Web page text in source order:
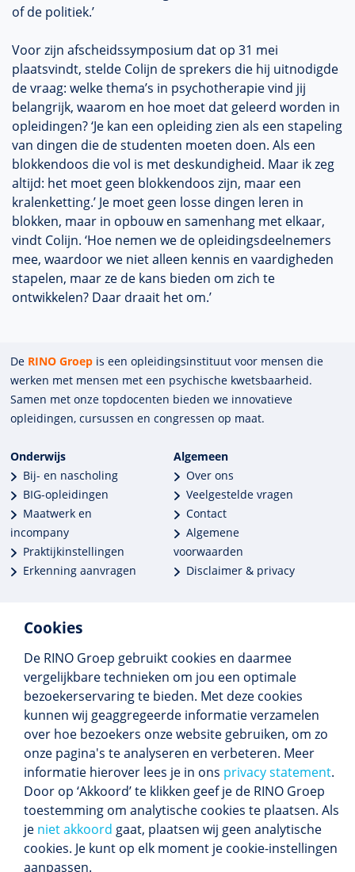
Cookies
De RINO Groep gebruikt cookies en daarmee
vergelijkbare technieken om jou een optimale
bezoekerservaring te bieden. Met deze cookies
kunnen wij geaggregeerde informatie verzamelen
over hoe bezoekers onze website gebruiken, om zo
onze pagina's te analyseren en verbeteren. Meer
informatie hierover lees je in ons privacy statement.
Door op ‘Akkoord’ te klikken geef je de RINO Groep
toestemming om analytische cookies te plaatsen. Als
je niet akkoord gaat, plaatsen wij geen analytische
cookies. Je kunt op elk moment je cookie-instellingen
aanpassen.
of de politiek.’
Voor zijn afscheidssymposium dat op 31 mei
plaatsvindt, stelde Colijn de sprekers die hij uitnodigde
de vraag: welke thema’s in psychotherapie vind jij
belangrijk, waarom en hoe moet dat geleerd worden in
opleidingen? ‘Je kan een opleiding zien als een stapeling
van dingen die de studenten moeten doen. Als een
blokkendoos die vol is met deskundigheid. Maar ik zeg
altijd: het moet geen blokkendoos zijn, maar een
kralenketting.’ Je moet geen losse dingen leren in
blokken, maar in opbouw en samenhang met elkaar,
vindt Colijn. ‘Hoe nemen we de opleidingsdeelnemers
mee, waardoor we niet alleen kennis en vaardigheden
stapelen, maar ze de kans bieden om zich te
ontwikkelen? Daar draait het om.’
De RINO Groep is een opleidings­insti­tuut voor mensen die
werken met mensen met een psychische kwets­baar­heid.
Samen met onze top­docenten bieden we innova­tieve
opleidingen, cursussen en congres­sen op maat.
Onderwijs
Bij- en nascholing
BIG-opleidingen
Maatwerk en
incompany
Praktijkinstellingen
Erkenning aanvragen
Algemeen
Over ons
Veelgestelde vragen
Contact
Algemene
voorwaarden
Disclaimer & privacy
Meer dan 250 opleidingen
Alle BIG-opleidingen in huis
Cedeo-erkend en CRKBO-geregistreerd
Gemiddelde beoordeling 8,4
Volg ons
Blijf op de hoogte van het (nieuwe) scholings­
aanbod en ons laatste nieuws.